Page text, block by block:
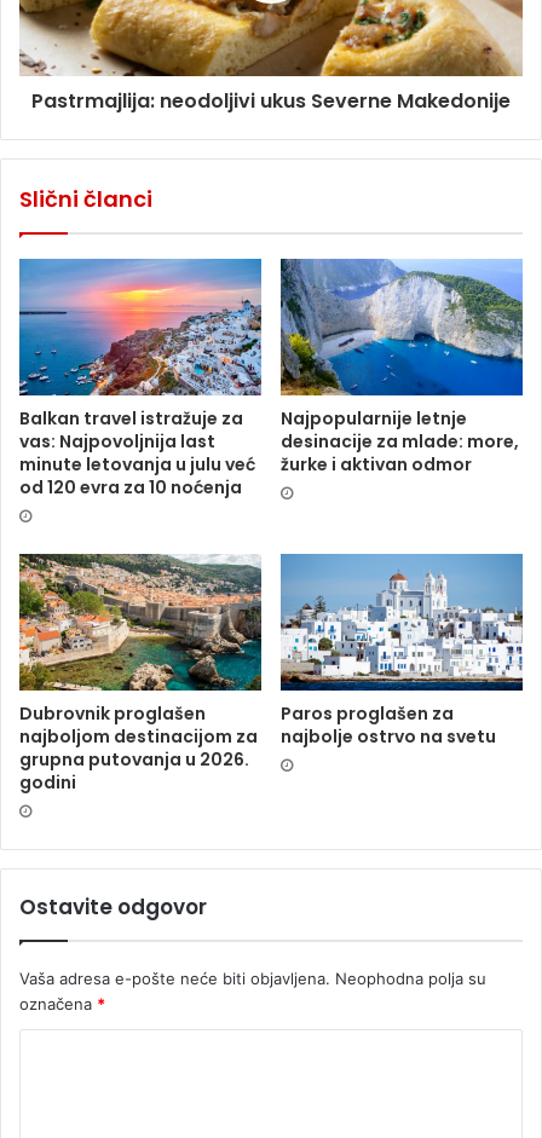
Pastrmajlija: neodoljivi ukus Severne Makedonije
Slični članci
Balkan travel istražuje za
vas: Najpovoljnija last
minute letovanja u julu već
od 120 evra za 10 noćenja
Najpopularnije letnje
desinacije za mlade: more,
žurke i aktivan odmor
Dubrovnik proglašen
najboljom destinacijom za
grupna putovanja u 2026.
godini
Paros proglašen za
najbolje ostrvo na svetu
Ostavite odgovor
Vaša adresa e-pošte neće biti objavljena. Neophodna polja su
označena *